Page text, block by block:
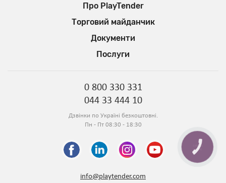
Про PlayTender
Торговий майданчик
Документи
Послуги
0 800 330 331
044 33 444 10
Дзвінки по Україні безкоштовні.
Пн - Пт 08:30 - 18:30
info@playtender.com
КНОПКА
ЗВ'ЯЗКУ